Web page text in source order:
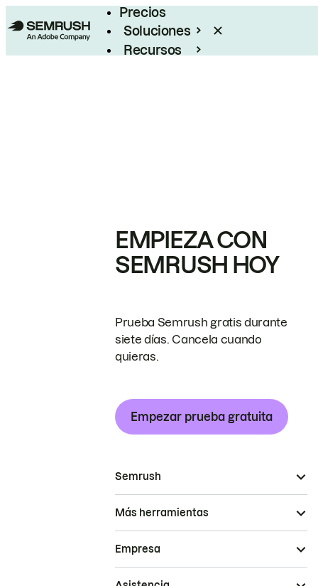
Precios
Soluciones
Recursos
EMPIEZA CON
SEMRUSH HOY
Prueba Semrush gratis durante
siete días. Cancela cuando
quieras.
Empezar prueba gratuita
Semrush
Más herramientas
Empresa